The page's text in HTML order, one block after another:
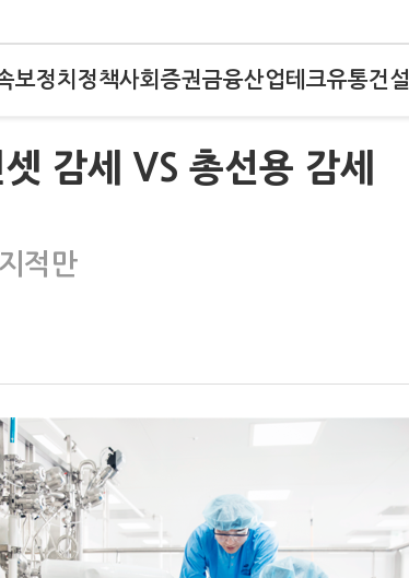
보정치 정책사회 증권금융산업테크유통건설
감세 VS 총선용 감세
적만